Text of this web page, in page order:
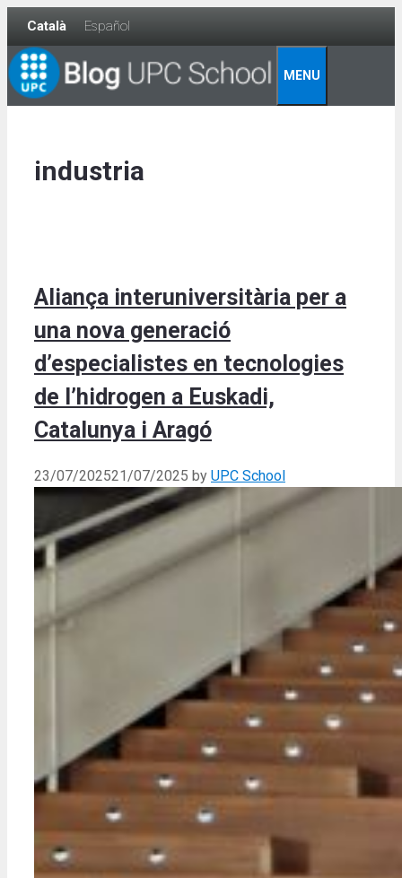
Skip
content
Català Español
MENU
industria
Aliança interuniversitària per a
una nova generació
d’especialistes en tecnologies
de l’hidrogen a Euskadi,
Catalunya i Aragó
23/07/202521/07/2025 by UPC School